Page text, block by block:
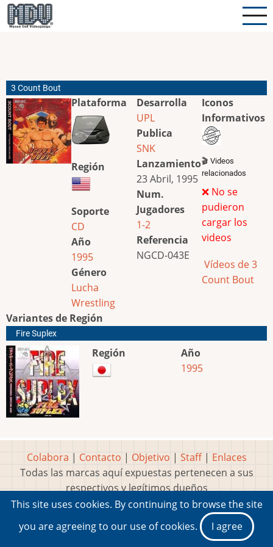
Pasar
al
3 Count Bout
Plataforma
Región
Soporte
CD
Año
1995
Género
Lucha
Wrestling
Desarrolla
UPL
Publica
SNK
Lanzamiento
23 Abril, 1995
Num.
Jugadores
1-2
Referencia
NGCD-043E
Iconos
Informativos
🎬 Videos
relacionados
❌ No se
pudieron
cargar los
videos
Vídeos de 3
Count Bout
Variantes de Región
Fire Suplex
Región
Año
1995
Colabora | Contacto | Objetivo | Staff| Enlaces
Todas las marcas aquí expuestas pertenecen a sus
respectivos y legítimos dueños
Idea, página, contenidos y diseños creados porMarty
2001-2026 Museo del Videojuego®
This site uses cookies. By continuing to browse the site
you are agreeing to our use of cookies.
I agree